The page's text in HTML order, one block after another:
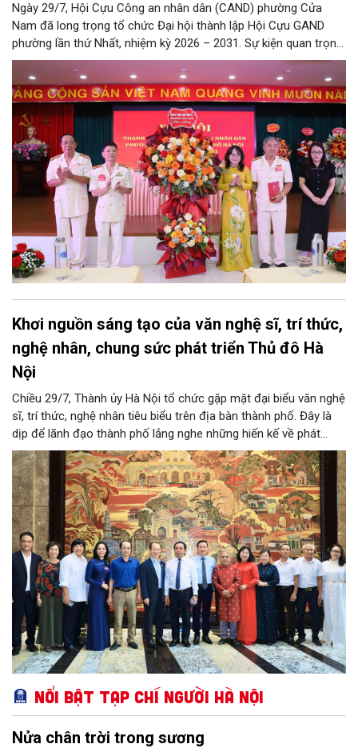
Ngày 29/7, Hội Cựu Công an nhân dân (CAND) phường Cửa
Nam đã long trọng tổ chức Đại hội thành lập Hội Cựu GAND
phường lần thứ Nhất, nhiệm kỳ 2026 – 2031. Sự kiện quan trọng
này đánh dấu mốc kiện toàn tổ chức, mở ra chặng đường mới
nhằm tập hợp, đoàn kết và phát huy tối đa kinh nghiệm, trí tuệ
của lực lượng cựu CAND trong công tác giữ gìn an ninh trật tự,
phục vụ Nhân dân và phát triển địa phương.
Khơi nguồn sáng tạo của văn nghệ sĩ, trí thức,
nghệ nhân, chung sức phát triển Thủ đô Hà
Nội
Chiều 29/7, Thành ủy Hà Nội tổ chức gặp mặt đại biểu văn nghệ
sĩ, trí thức, nghệ nhân tiêu biểu trên địa bàn thành phố. Đây là
dịp để lãnh đạo thành phố lắng nghe những hiến kế về phát
triển khoa học công nghệ, đổi mới sáng tạo, công nghiệp văn
hóa và phát huy nguồn lực con người, góp phần tạo động lực
mới cho sự phát triển nhanh, bền vững của Thủ đô.
Nổi bật Tạp chí Người Hà Nội
Nửa chân trời trong sương